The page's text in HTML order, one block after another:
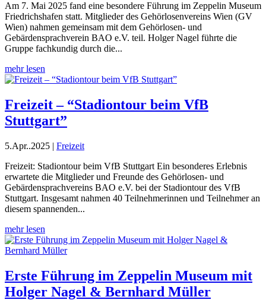
Am 7. Mai 2025 fand eine besondere Führung im Zeppelin Museum
Friedrichshafen statt. Mitglieder des Gehörlosenvereins Wien (GV
Wien) nahmen gemeinsam mit dem Gehörlosen- und
Gebärdensprachverein BAO e.V. teil. Holger Nagel führte die
Gruppe fachkundig durch die...
mehr lesen
Freizeit – “Stadiontour beim VfB
Stuttgart”
5.Apr..2025 | Freizeit
Freizeit: Stadiontour beim VfB Stuttgart Ein besonderes Erlebnis
erwartete die Mitglieder und Freunde des Gehörlosen- und
Gebärdensprachvereins BAO e.V. bei der Stadiontour des VfB
Stuttgart. Insgesamt nahmen 40 Teilnehmerinnen und Teilnehmer an
diesem spannenden...
mehr lesen
Erste Führung im Zeppelin Museum mit
Holger Nagel & Bernhard Müller